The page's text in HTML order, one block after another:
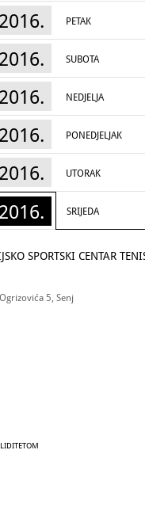
PETAK
SUBOTA
NEDJELJA
PONEDJELJAK
UTORAK
SRIJEDA
SPORTSKI CENTAR
5, Senj